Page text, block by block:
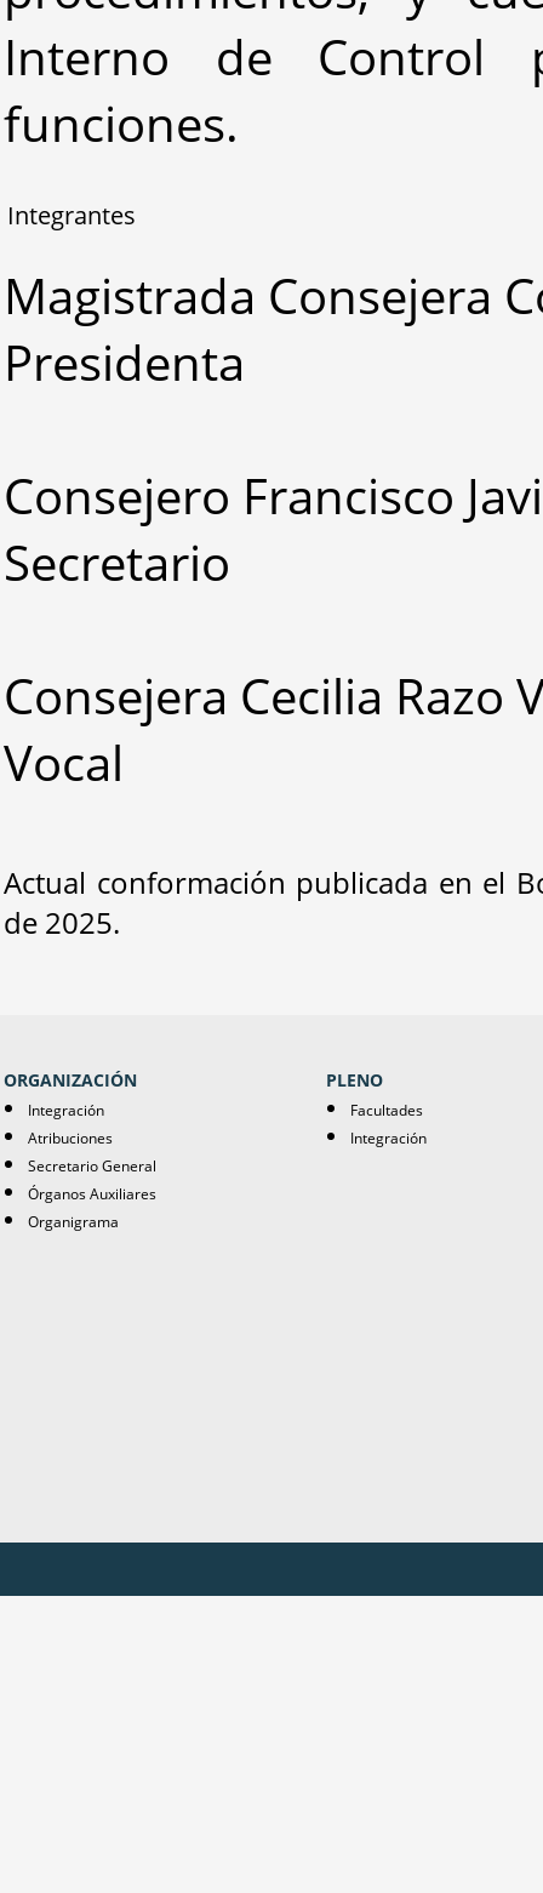
Interno de Control
funciones.
Integrantes
Magistrada Consejera
Presidenta
Consejero Francisco
Secretario
Consejera Cecilia Razo
Vocal
Actual conformación publicada en el
de 2025.
ORGANIZACIÓN
Integración
Atribuciones
Secretario General
Órganos Auxiliares
Organigrama
PLENO
Facultades
Integración